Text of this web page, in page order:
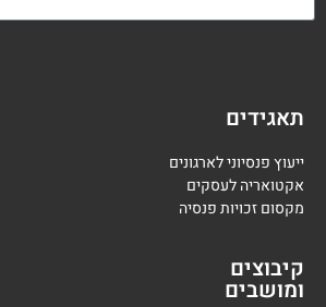
תאגידים
ייעוץ פנסיוני לארגונים
אקטואריה לעסקים
מקסום זכויות פנסיה
קיבוצים
ומושבים